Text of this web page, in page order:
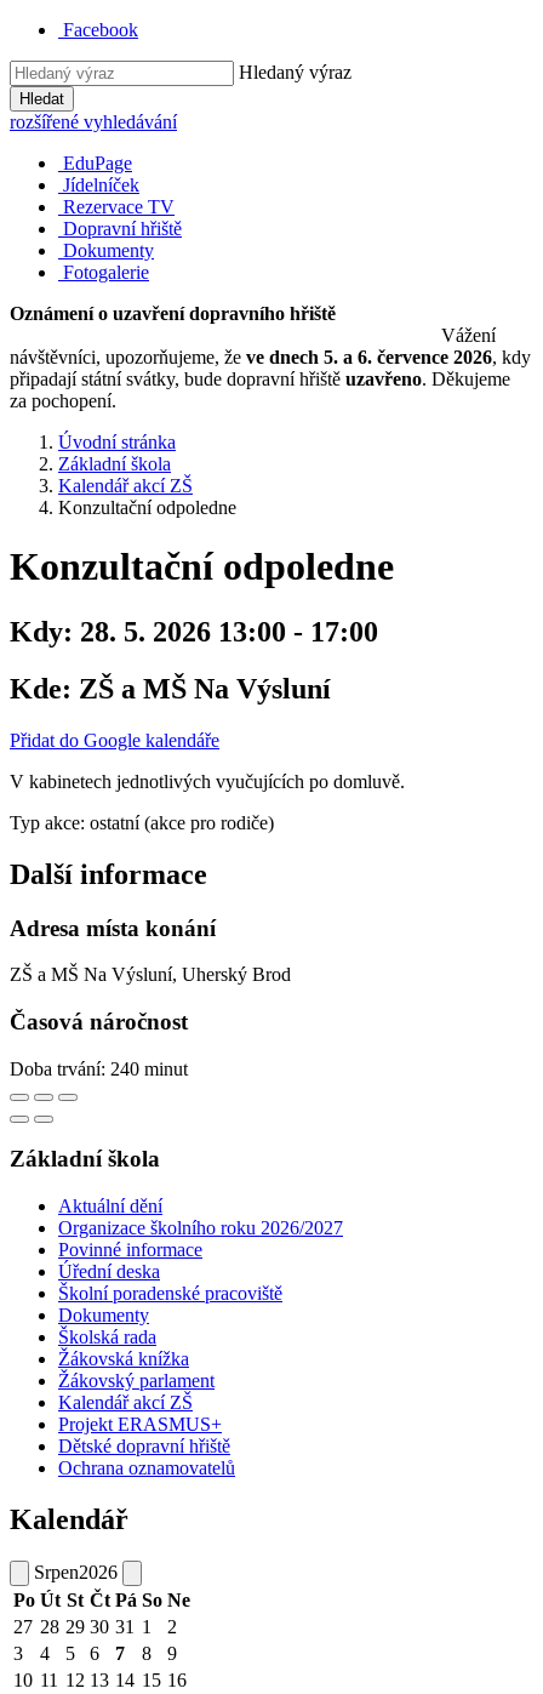
Facebook
Hledaný výraz
Hledat
rozšířené vyhledávání
EduPage
Jídelníček
Rezervace TV
Dopravní hřiště
Dokumenty
Fotogalerie
Oznámení o uzavření dopravního hřiště
Vážení
návštěvníci, upozorňujeme, že ve dnech 5. a 6. července 2026, kdy
připadají státní svátky, bude dopravní hřiště uzavřeno. Děkujeme
za pochopení.
Úvodní stránka
Základní škola
Kalendář akcí ZŠ
Konzultační odpoledne
Konzultační odpoledne
Kdy: 28. 5. 2026 13:00 - 17:00
Kde: ZŠ a MŠ Na Výsluní
Přidat do Google kalendáře
V kabinetech jednotlivých vyučujících po domluvě.
Typ akce: ostatní (akce pro rodiče)
Další informace
Adresa místa konání
ZŠ a MŠ Na Výsluní, Uherský Brod
Časová náročnost
Doba trvání: 240 minut
Základní škola
Aktuální dění
Organizace školního roku 2026/2027
Povinné informace
Úřední deska
Školní poradenské pracoviště
Dokumenty
Školská rada
Žákovská knížka
Žákovský parlament
Kalendář akcí ZŠ
Projekt ERASMUS+
Dětské dopravní hřiště
Ochrana oznamovatelů
Kalendář
Srpen2026
Po Út St Čt Pá So Ne
27 28 29 30 31 1
2
3
4 5 6 7 8
9
10 11 12 13 14 15 16